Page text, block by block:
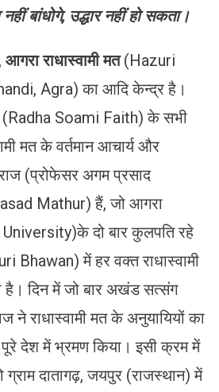
नहीं बांधोगे, उद्धार नहीं हो सकता।
आगरा राधास्वामी मत(Hazuri
Agra) का आदि केन्द्र है।
(Radha Soami Faith) के सभी
मत के वर्तमान आचार्य और
(प्रोफेसर अगम प्रसाद
Mathur) हैं, जो आगरा
University)के दो बार कुलपति रहे
Bhawan) में हर वक्त राधास्वामी
है। दिन में जो बार अखंड सत्संग
ने राधास्वामी मत के अनुयायियों का
पूरे देश में भ्रमण किया। इसी क्रम में
दातागढ़, जयपुर (राजस्थान) में